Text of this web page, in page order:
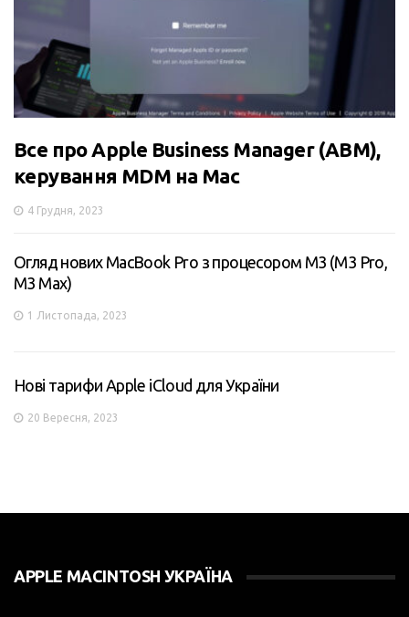
Все про Apple Business Manager (ABM),
керування MDM на Mac
4 Грудня, 2023
Огляд нових MacBook Pro з процесором M3 (M3 Pro,
M3 Max)
1 Листопада, 2023
Нові тарифи Apple iCloud для України
20 Вересня, 2023
APPLE MACINTOSH УКРАЇНА